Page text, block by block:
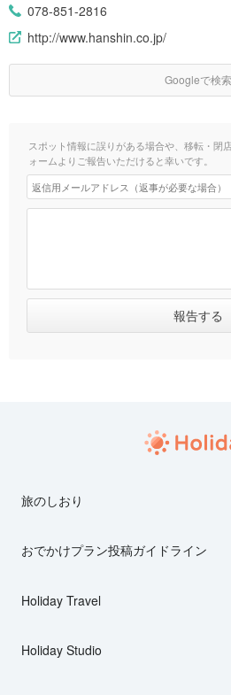
078-851-2816
http://www.hanshin.co.jp/
Googleで検索
スポット情報に誤りがある場合や、移転・閉
ォームよりご報告いただけると幸いです。
旅のしおり
おでかけプラン投稿ガイドライン
Holiday Travel
Holiday Studio